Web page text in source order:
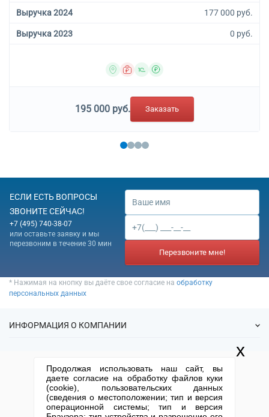
Выручка 2024 177 000 руб.
Выручка 2023 0 руб.
195 000 руб. Заказать
ЕСЛИ ЕСТЬ ВОПРОСЫ
ЗВОНИТЕ СЕЙЧАС!
+7 (495) 740-38-07
или оставьте заявку и мы
перезвоним в течение 30 мин
Перезвоните мне!
* Нажимая на кнопку вы даёте свое согласие на обработку
персональных данных
ИНФОРМАЦИЯ О КОМПАНИИ
Спецпредложения
Готовые фирмы
Продажа фирм
КОНТАКТНАЯ ИНФОРМАЦИЯ
+7 (495) 740-38-07 mail@1-urist.ru
Продолжая использовать наш сайт, вы
даете согласие на обработку файлов куки
(cookie), пользовательских данных
(сведения о местоположении; тип и версия
операционной системы; тип и версия
x